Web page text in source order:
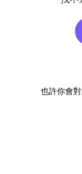
也許你會